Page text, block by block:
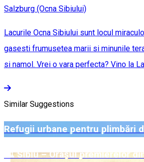
Salzburg (Ocna Sibiului)
Lacurile Ocna Sibiului sunt locul
gasesti frumusetea marii si minunile
si namol. Vrei o vara perfecta? Vino la
Similar Suggestions
Refugii urbane pentru plimbări
🏛️ Sibiu – Orașul premierelor